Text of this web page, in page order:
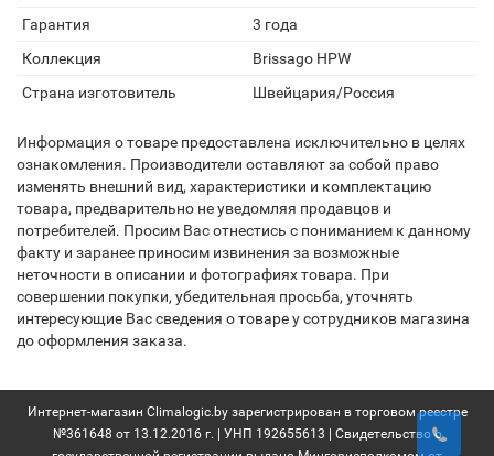
Гарантия
3 года
Коллекция
Brissago HPW
Страна изготовитель
Швейцария/Россия
Информация о товаре предоставлена исключительно в целях
ознакомления. Производители оставляют за собой право
изменять внешний вид, характеристики и комплектацию
товара, предварительно не уведомляя продавцов и
потребителей. Просим Вас отнестись с пониманием к данному
факту и заранее приносим извинения за возможные
неточности в описании и фотографиях товара. При
совершении покупки, убедительная просьба, уточнять
интересующие Вас сведения о товаре у сотрудников магазина
до оформления заказа.
Интернет-магазин Climalogic.by зарегистрирован в торговом реестре
№361648 от 13.12.2016 г. | УНП 192655613 | Свидетельство о